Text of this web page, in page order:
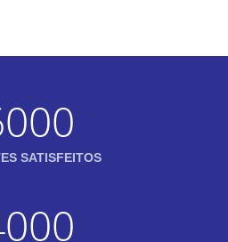
SATISFEITOS